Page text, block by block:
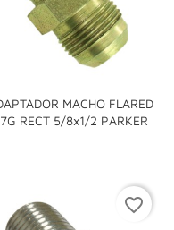
MACHO FLARED
RECT 5/8x1/2 PARKER
favorite_border